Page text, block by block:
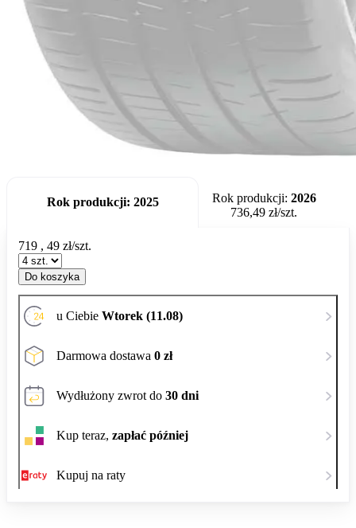
Rok produkcji: 2025 Rok produkcji: 2026
736,49 zł/szt.
719 , 49 zł/szt.
Do koszyka
u Ciebie Wtorek (11.08)
Darmowa dostawa 0 zł
Wydłużony zwrot do 30 dni
Kup teraz, zapłać później
Kupuj na raty